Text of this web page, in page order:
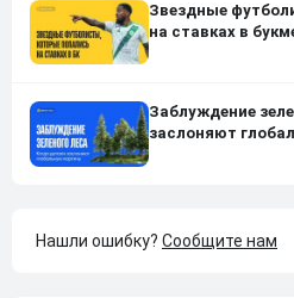
Звездные
на ставках в
Заблуждение
заслоняют
Нашли ошибку? Сообщите нам